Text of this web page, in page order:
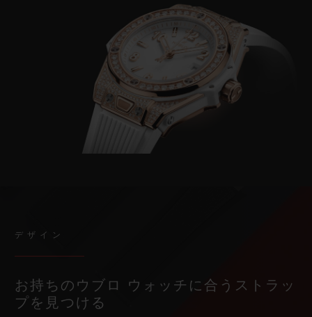
デザイン
お持ちのウブロ ウォッチに合うストラッ
プを見つける